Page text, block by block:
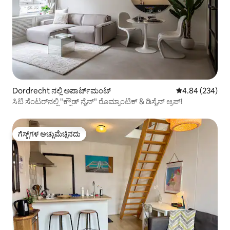
Dordrecht ನಲ್ಲಿ ಅಪಾರ್ಟ್‌ಮಂಟ್ 5 ರಲ್ಲಿ 4.84
4.84 (234)
ಸಿಟಿ ಸೆಂಟರ್‌ನಲ್ಲಿ "ಕ್ಲೌಡ್ ನೈನ್" ರೊಮ್ಯಾಂಟಿಕ್ & ಡಿಸೈನ್ ಆ್ಯಪ್!
ಗೆಸ್ಟ್‌ಗಳ ಅಚ್ಚುಮೆಚ್ಚಿನದು
ಗೆಸ್ಟ್‌ಗಳ ಅಚ್ಚುಮೆಚ್ಚಿನದು